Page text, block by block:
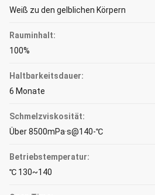
Weiß zu den gelblichen Körpern
Rauminhalt:
100%
Haltbarkeitsdauer:
6 Monate
Schmelzviskosität:
Über 8500mPa·s@140-℃
Betriebstemperatur:
℃ 130~140